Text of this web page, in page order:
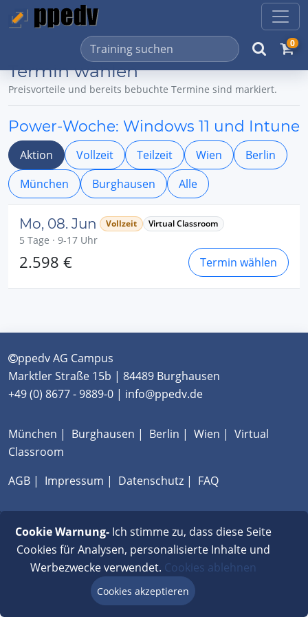
0
Termin wählen
Preisvorteile und bereits bebuchte Termine sind markiert.
Power-Woche: Windows 11 und Intune
Aktion Vollzeit Teilzeit Wien
Berlin
München
Burghausen Alle
Mo, 08. Jun Vollzeit Virtual Classroom
5 Tage · 9-17 Uhr
2.598 € Termin wählen
ppedv AG Campus
Marktler Straße 15b | 84489 Burghausen
+49 (0) 8677 - 9889-0 | info@ppedv.de
München | Burghausen | Berlin | Wien | Virtual
Classroom
AGB | Impressum | Datenschutz | FAQ
Cookie Warnung-Ich stimme zu, dass diese Seite
Cookies für Analysen, personalisierte Inhalte und
Werbezwecke verwendet. Cookies ablehnen
Cookies akzeptieren